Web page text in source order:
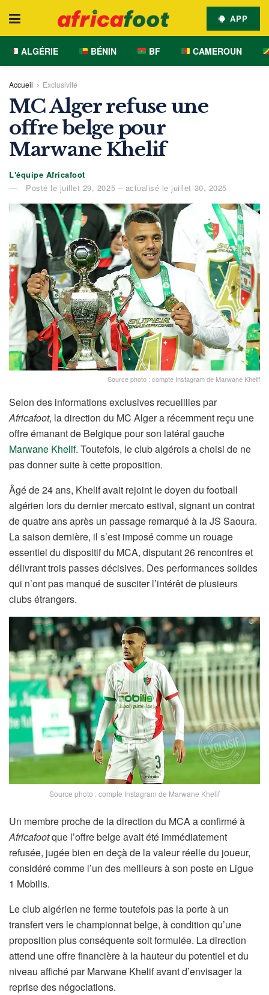
APP
ALGÉRIE BÉNIN BF CAMEROUN
Accueil Exclusivité
MC Alger refuse une
offre belge pour
Marwane Khelif
L'équipe Africafoot
Posté le juillet 29, 2025 – actualisé le juillet 30, 2025
Source photo : compte Instagram de Marwane Khelif
Selon des informations exclusives recueillies par
Africafoot, la direction du MC Alger a récemment reçu une
offre émanant de Belgique pour son latéral gauche
Marwane Khelif. Toutefois, le club algérois a choisi de ne
pas donner suite à cette proposition.
Âgé de 24 ans, Khelif avait rejoint le doyen du football
algérien lors du dernier mercato estival, signant un contrat
de quatre ans après un passage remarqué à la JS Saoura.
La saison dernière, il s’est imposé comme un rouage
essentiel du dispositif du MCA, disputant 26 rencontres et
délivrant trois passes décisives. Des performances solides
qui n’ont pas manqué de susciter l’intérêt de plusieurs
clubs étrangers.
Source photo : compte Instagram de Marwane Khelif
Un membre proche de la direction du MCA a confirmé à
Africafootque l’offre belge avait été immédiatement
refusée, jugée bien en deçà de la valeur réelle du joueur,
considéré comme l’un des meilleurs à son poste en Ligue
1 Mobilis.
Le club algérien ne ferme toutefois pas la porte à un
transfert vers le championnat belge, à condition qu’une
proposition plus conséquente soit formulée. La direction
attend une offre financière à la hauteur du potentiel et du
niveau affiché par Marwane Khelif avant d’envisager la
reprise des négociations.